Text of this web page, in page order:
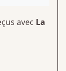
avec La